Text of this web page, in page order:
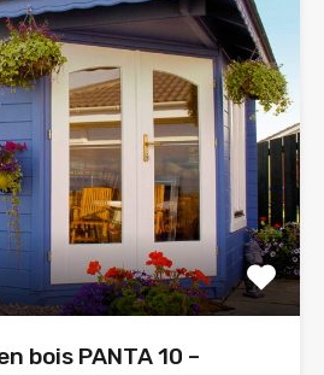
bois PANTA 10 –